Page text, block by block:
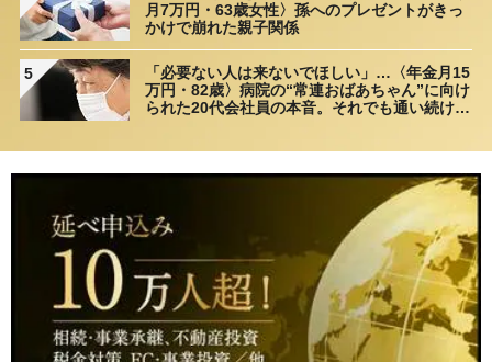
月7万円・63歳女性〉孫へのプレゼントがきっ
かけで崩れた親子関係
5
「必要ない人は来ないでほしい」…〈年金月15
万円・82歳〉病院の“常連おばあちゃん”に向け
られた20代会社員の本音。それでも通い続ける